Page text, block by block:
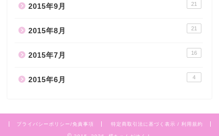
2015年9月 21
2015年8月 21
2015年7月 16
2015年6月 4
プライバシーポリシー/免責事項 特定商取引法に基づく表示 / 利用規約